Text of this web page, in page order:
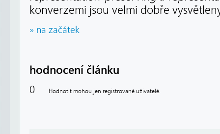
konverzemi jsou velmi dobře
» na začátek
hodnocení článku
0 Hodnotit mohou jen registrované uživatelé.